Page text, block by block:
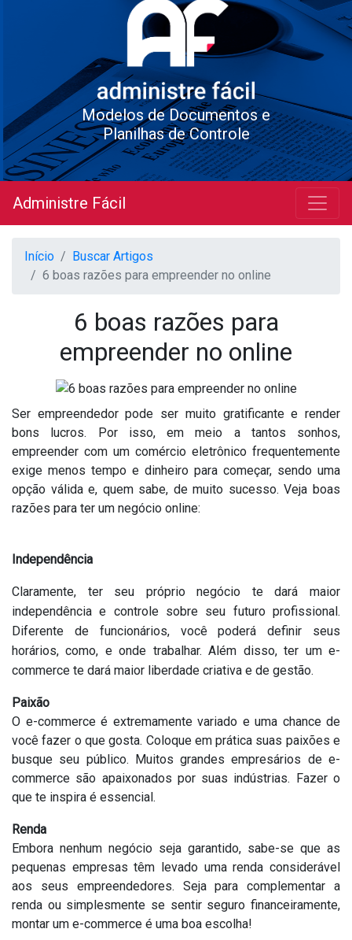
Modelos de Documentos e
Planilhas de Controle
Administre Fácil
Início
Buscar Artigos
6 boas razões para empreender no online
6 boas razões para
empreender no online
Ser empreendedor pode ser muito gratificante e render
bons lucros. Por isso, em meio a tantos sonhos,
empreender com um comércio eletrônico frequentemente
exige menos tempo e dinheiro para começar, sendo uma
opção válida e, quem sabe, de muito sucesso. Veja boas
razões para ter um negócio online:
Independência
Claramente, ter seu próprio negócio te dará maior
independência e controle sobre seu futuro profissional.
Diferente de funcionários, você poderá definir seus
horários, como, e onde trabalhar. Além disso, ter um e-
commerce te dará maior liberdade criativa e de gestão.
Paixão
O e-commerce é extremamente variado e uma chance de
você fazer o que gosta. Coloque em prática suas paixões e
busque seu público. Muitos grandes empresários de e-
commerce são apaixonados por suas indústrias. Fazer o
que te inspira é essencial.
Renda
Embora nenhum negócio seja garantido, sabe-se que as
pequenas empresas têm levado uma renda considerável
aos seus empreendedores. Seja para complementar a
renda ou simplesmente se sentir seguro financeiramente,
montar um e-commerce é uma boa escolha!